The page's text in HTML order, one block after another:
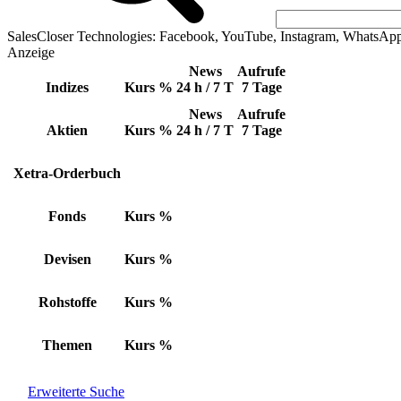
SalesCloser Technologies: Facebook, YouTube, Instagram,
Anzeige
Indizes Kurs %
News
24 h / 7 T
Aufrufe
7 Tage
Aktien Kurs %
News
24 h / 7 T
Aufrufe
7 Tage
Xetra-Orderbuch
Fonds Kurs %
Devisen Kurs %
Rohstoffe Kurs %
Themen Kurs %
Erweiterte Suche